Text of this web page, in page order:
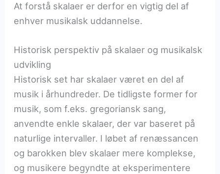
At forstå skalaer er derfor en vigtig del af
enhver musikalsk uddannelse.
Historisk perspektiv på skalaer og musikalsk
udvikling
Historisk set har skalaer været en del af
musik i århundreder. De tidligste former for
musik, som f.eks. gregoriansk sang,
anvendte enkle skalaer, der var baseret på
naturlige intervaller. I løbet af renæssancen
og barokken blev skalaer mere komplekse,
og musikere begyndte at eksperimentere